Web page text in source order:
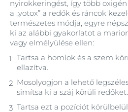
nyirokkeringést, így több
a „yotox” a redők és ráncok
természetes módja, egyre
ki az alábbi gyakorlatot a
vagy elmélyülése ellen:
Tartsa a homlok és a szem
ellazítva.
Mosolyogjon a lehető
simítsa ki a száj körüli redőket.
Tartsa ezt a pozíciót körülbelül